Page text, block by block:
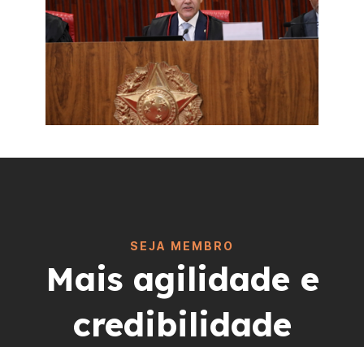
SEJA MEMBRO
Mais agilidade e
credibilidade